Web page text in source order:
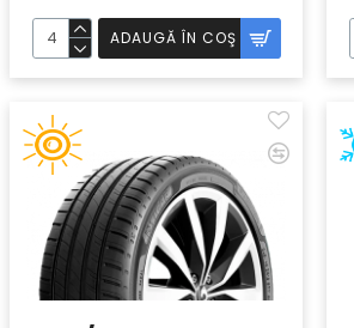
ADAUGĂ ÎN COŞ